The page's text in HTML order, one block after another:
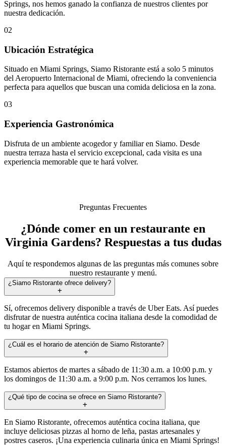
Springs, nos hemos ganado la confianza de nuestros clientes por
nuestra dedicación.
02
Ubicación Estratégica
Situado en Miami Springs, Siamo Ristorante está a solo 5 minutos
del Aeropuerto Internacional de Miami, ofreciendo la conveniencia
perfecta para aquellos que buscan una comida deliciosa en la zona.
03
Experiencia Gastronómica
Disfruta de un ambiente acogedor y familiar en Siamo. Desde
nuestra terraza hasta el servicio excepcional, cada visita es una
experiencia memorable que te hará volver.
Preguntas Frecuentes
¿Dónde comer en un restaurante en
Virginia Gardens? Respuestas a tus dudas
Aquí te respondemos algunas de las preguntas más comunes sobre
nuestro restaurante y menú.
¿Siamo Ristorante ofrece delivery?
Sí, ofrecemos delivery disponible a través de Uber Eats. Así puedes
disfrutar de nuestra auténtica cocina italiana desde la comodidad de
tu hogar en Miami Springs.
¿Cuál es el horario de atención de Siamo Ristorante?
Estamos abiertos de martes a sábado de 11:30 a.m. a 10:00 p.m. y
los domingos de 11:30 a.m. a 9:00 p.m. Nos cerramos los lunes.
¿Qué tipo de cocina se ofrece en Siamo Ristorante?
En Siamo Ristorante, ofrecemos auténtica cocina italiana, que
incluye deliciosas pizzas al horno de leña, pastas artesanales y
postres caseros. ¡Una experiencia culinaria única en Miami Springs!